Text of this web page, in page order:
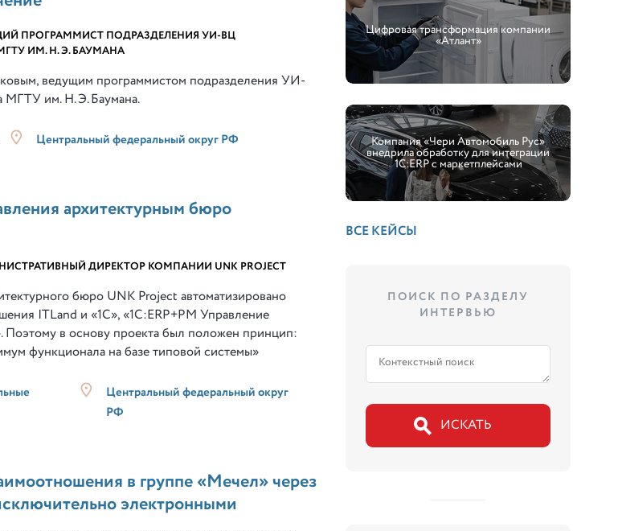
ПРОГРАММИСТ ПОДРАЗДЕЛЕНИЯ УИ-ВЦ
ИМ. Н. Э. БАУМАНА
ведущим программистом подразделения УИ-
им. Н. Э. Баумана.
Центральный федеральный округ РФ
архитектурным бюро
ДИРЕКТОР КОМПАНИИ UNK PROJECT
бюро UNK Project автоматизировано
ITLand и «1C», «1С:ERP+PM Управление
Поэтому в основу проекта был положен принцип:
функционала на базе типовой системы»
Центральный федеральный округ
РФ
в группе «Мечел» через
электронными
Цифровая трансформация компании
«Атлант»
Компания «Чери Автомобиль Рус»
внедрила обработку для интеграции
1С:ERP с маркетплейсами
ВСЕ КЕЙСЫ
ПОИСК ПО РАЗДЕЛУ
ИНТЕРВЬЮ